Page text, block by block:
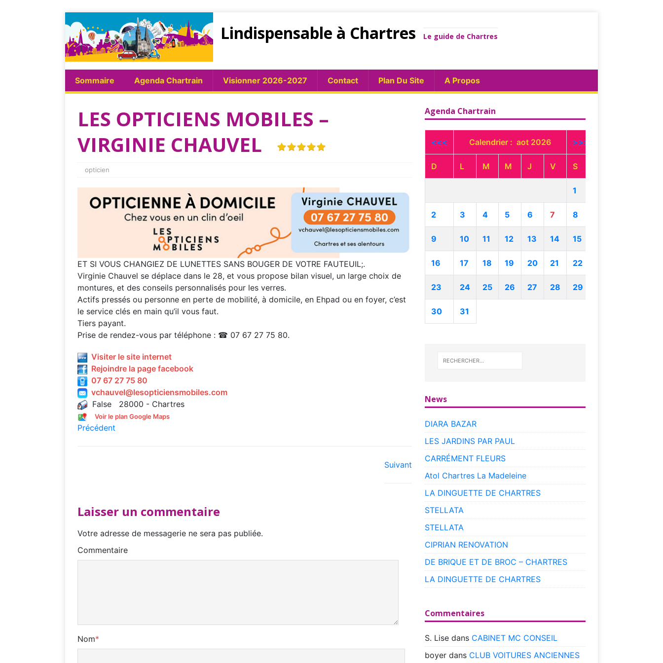
Lindispensable à Chartres Le guide de Chartres
Sommaire Agenda Chartrain Visionner 2026-2027 Contact Plan Du Site A Propos
LES OPTICIENS MOBILES –
VIRGINIE CHAUVEL
opticien
ET SI VOUS CHANGIEZ DE LUNETTES SANS BOUGER DE VOTRE FAUTEUIL;.
Virginie Chauvel se déplace dans le 28, et vous propose bilan visuel, un large choix de
montures, et des conseils personnalisés pour les verres.
Actifs pressés ou personne en perte de mobilité, à domicile, en Ehpad ou en foyer, c’est
le service clés en main qu’il vous faut.
Tiers payant.
Prise de rendez-vous par téléphone : ☎ 07 67 27 75 80.
Visiter le site internet
Rejoindre la page facebook
07 67 27 75 80
vchauvel@lesopticiensmobiles.com
False 28000 - Chartres
Voir le plan Google Maps
Précédent
Suivant
Laisser un commentaire
Votre adresse de messagerie ne sera pas publiée.
Commentaire
Nom*
Agenda Chartrain
<<< Calendrier : aot 2026 >>>
D L M M J V S
1
2 3 4 5 6 7 8
9 10 11 12 13 14 15
16 17 18 19 20 21 22
23 24 25 26 27 28 29
30 31
News
DIARA BAZAR
LES JARDINS PAR PAUL
CARRÉMENT FLEURS
Atol Chartres La Madeleine
LA DINGUETTE DE CHARTRES
STELLATA
STELLATA
CIPRIAN RENOVATION
DE BRIQUE ET DE BROC – CHARTRES
LA DINGUETTE DE CHARTRES
Commentaires
S. Lisedans CABINET MC CONSEIL
boyerdans CLUB VOITURES ANCIENNES